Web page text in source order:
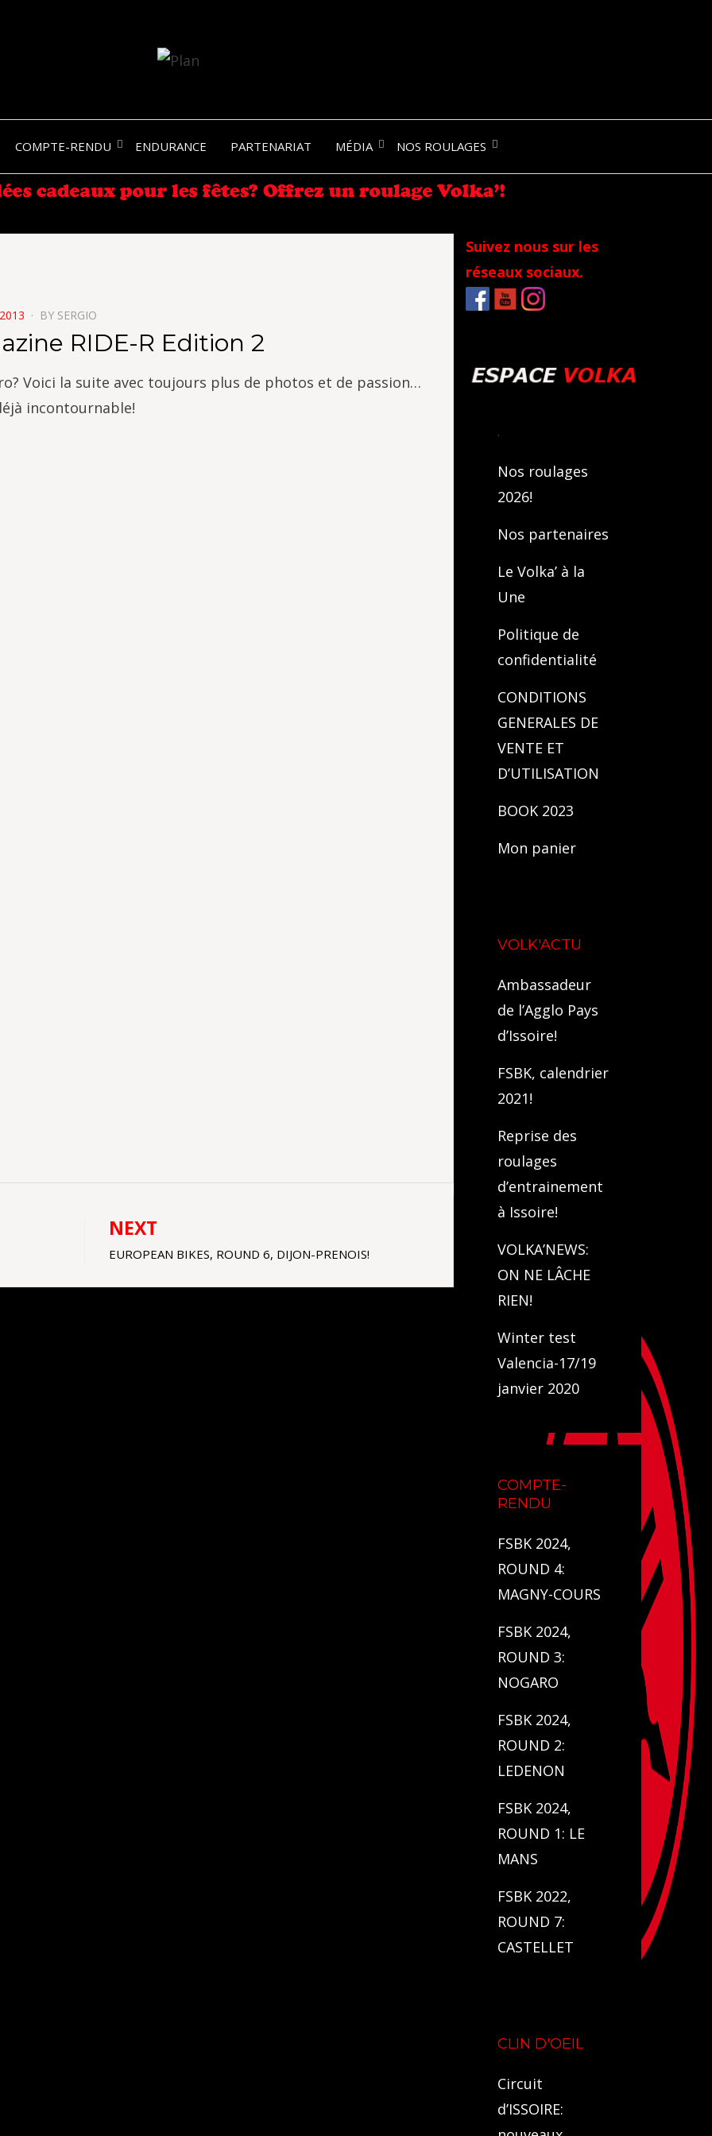
VOLKANIK-
ENDURANCE
COMPTE-RENDU ENDURANCE PARTENARIAT MÉDIA NOS ROULAGES
BY SERGIO
RIDE-R Edition 2
Voici la suite avec toujours plus de photos et de passion…
incontournable!
NEXT
EUROPEAN BIKES, ROUND 6, DIJON-PRENOIS!
Suivez nous sur les
réseaux sociaux.
.
Nos roulages
2026!
Nos partenaires
Le Volka’ à la
Une
Politique de
confidentialité
CONDITIONS
GENERALES DE
VENTE ET
D’UTILISATION
BOOK 2023
Mon panier
VOLK'ACTU
Ambassadeur
de l’Agglo Pays
d’Issoire!
FSBK, calendrier
2021!
Reprise des
roulages
d’entrainement
à Issoire!
VOLKA’NEWS:
ON NE LÂCHE
RIEN!
Winter test
Valencia-17/19
janvier 2020
COMPTE-
RENDU
FSBK 2024,
ROUND 4:
MAGNY-COURS
FSBK 2024,
ROUND 3:
NOGARO
FSBK 2024,
ROUND 2:
LEDENON
FSBK 2024,
ROUND 1: LE
MANS
FSBK 2022,
ROUND 7:
CASTELLET
CLIN D'OEIL
Circuit
d’ISSOIRE: